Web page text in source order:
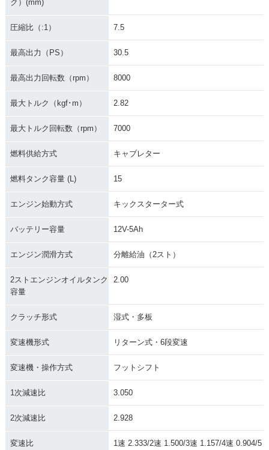
ク）(mm)
圧縮比（:1） 7.5
最高出力（PS） 30.5
最高出力回転数（rpm） 8000
最大トルク（kgf･m） 2.82
最大トルク回転数（rpm） 7000
燃料供給方式 キャブレター
燃料タンク容量 (L) 15
エンジン始動方式 キックスターター式
バッテリー容量 12V-5Ah
エンジン潤滑方式 分離給油（2スト）
2ストエンジンオイルタンク
容量
2.00
クラッチ形式 湿式・多板
変速機形式 リターン式・6段変速
変速機・操作方式 フットシフト
1次減速比 3.050
2次減速比 2.928
変速比
1速 2.333/2速 1.500/3速 1.157/4速 0.904/5